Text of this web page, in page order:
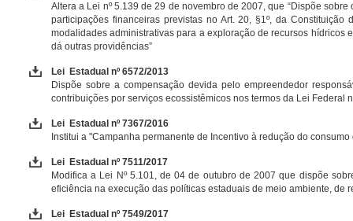
Altera a Lei nº 5.139 de 29 de novembro de 2007, que “Dispõe
participações financeiras previstas no Art. 20, §1º, da
modalidades administrativas para a exploração de recursos hídricos
dá outras providências”
Lei Estadual nº 6572/2013
Dispõe sobre a compensação devida pelo empreendedor
contribuições por serviços ecossistêmicos nos termos da Lei Federal
Lei Estadual nº 7367/2016
Institui a "Campanha permanente de Incentivo à redução do consumo
Lei Estadual nº 7511/2017
Modifica a Lei Nº 5.101, de 04 de outubro de 2007 que dispõe
eficiência na execução das políticas estaduais de meio ambiente, de
Lei Estadual nº 7549/2017